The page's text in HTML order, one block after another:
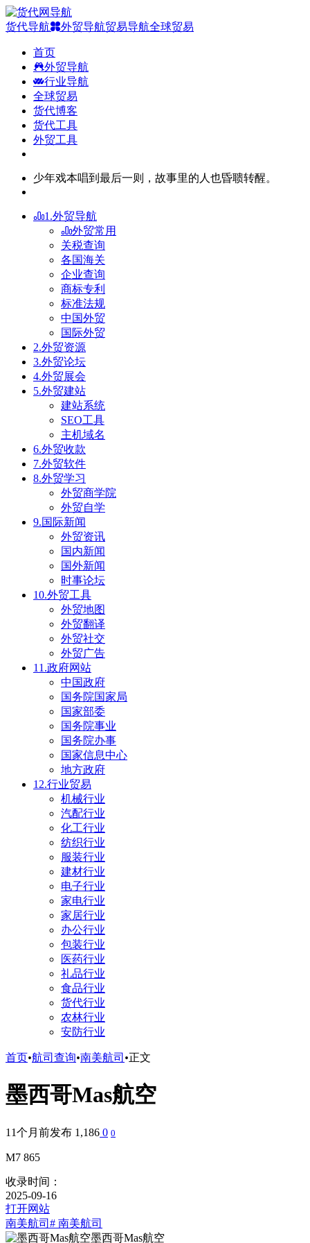
货代导航 外贸导航贸易导航全球贸易
首页
外贸导航
行业导航
全球贸易
货代博客
货代工具
外贸工具
少年戏本唱到最后一则，故事里的人也昏聩转醒。
1.外贸导航
外贸常用
关税查询
各国海关
企业查询
商标专利
标准法规
中国外贸
国际外贸
2.外贸资源
3.外贸论坛
4.外贸展会
5.外贸建站
建站系统
SEO工具
主机域名
6.外贸收款
7.外贸软件
8.外贸学习
外贸商学院
外贸自学
9.国际新闻
外贸资讯
国内新闻
国外新闻
时事论坛
10.外贸工具
外贸地图
外贸翻译
外贸社交
外贸广告
11.政府网站
中国政府
国务院国家局
国家部委
国务院事业
国务院办事
国家信息中心
地方政府
12.行业贸易
机械行业
汽配行业
化工行业
纺织行业
服装行业
建材行业
电子行业
家电行业
家居行业
办公行业
包装行业
医药行业
礼品行业
食品行业
货代行业
农林行业
安防行业
首页•航司查询•南美航司 •正文
墨西哥Mas航空
11个月前发布 1,186 0 0
M7 865
收录时间：
2025-09-16
打开网站
南美航司 # 南美航司
墨西哥Mas航空